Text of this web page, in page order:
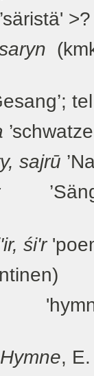
’säristä'
sajrū
śi'r
'hymni,
Hymne,